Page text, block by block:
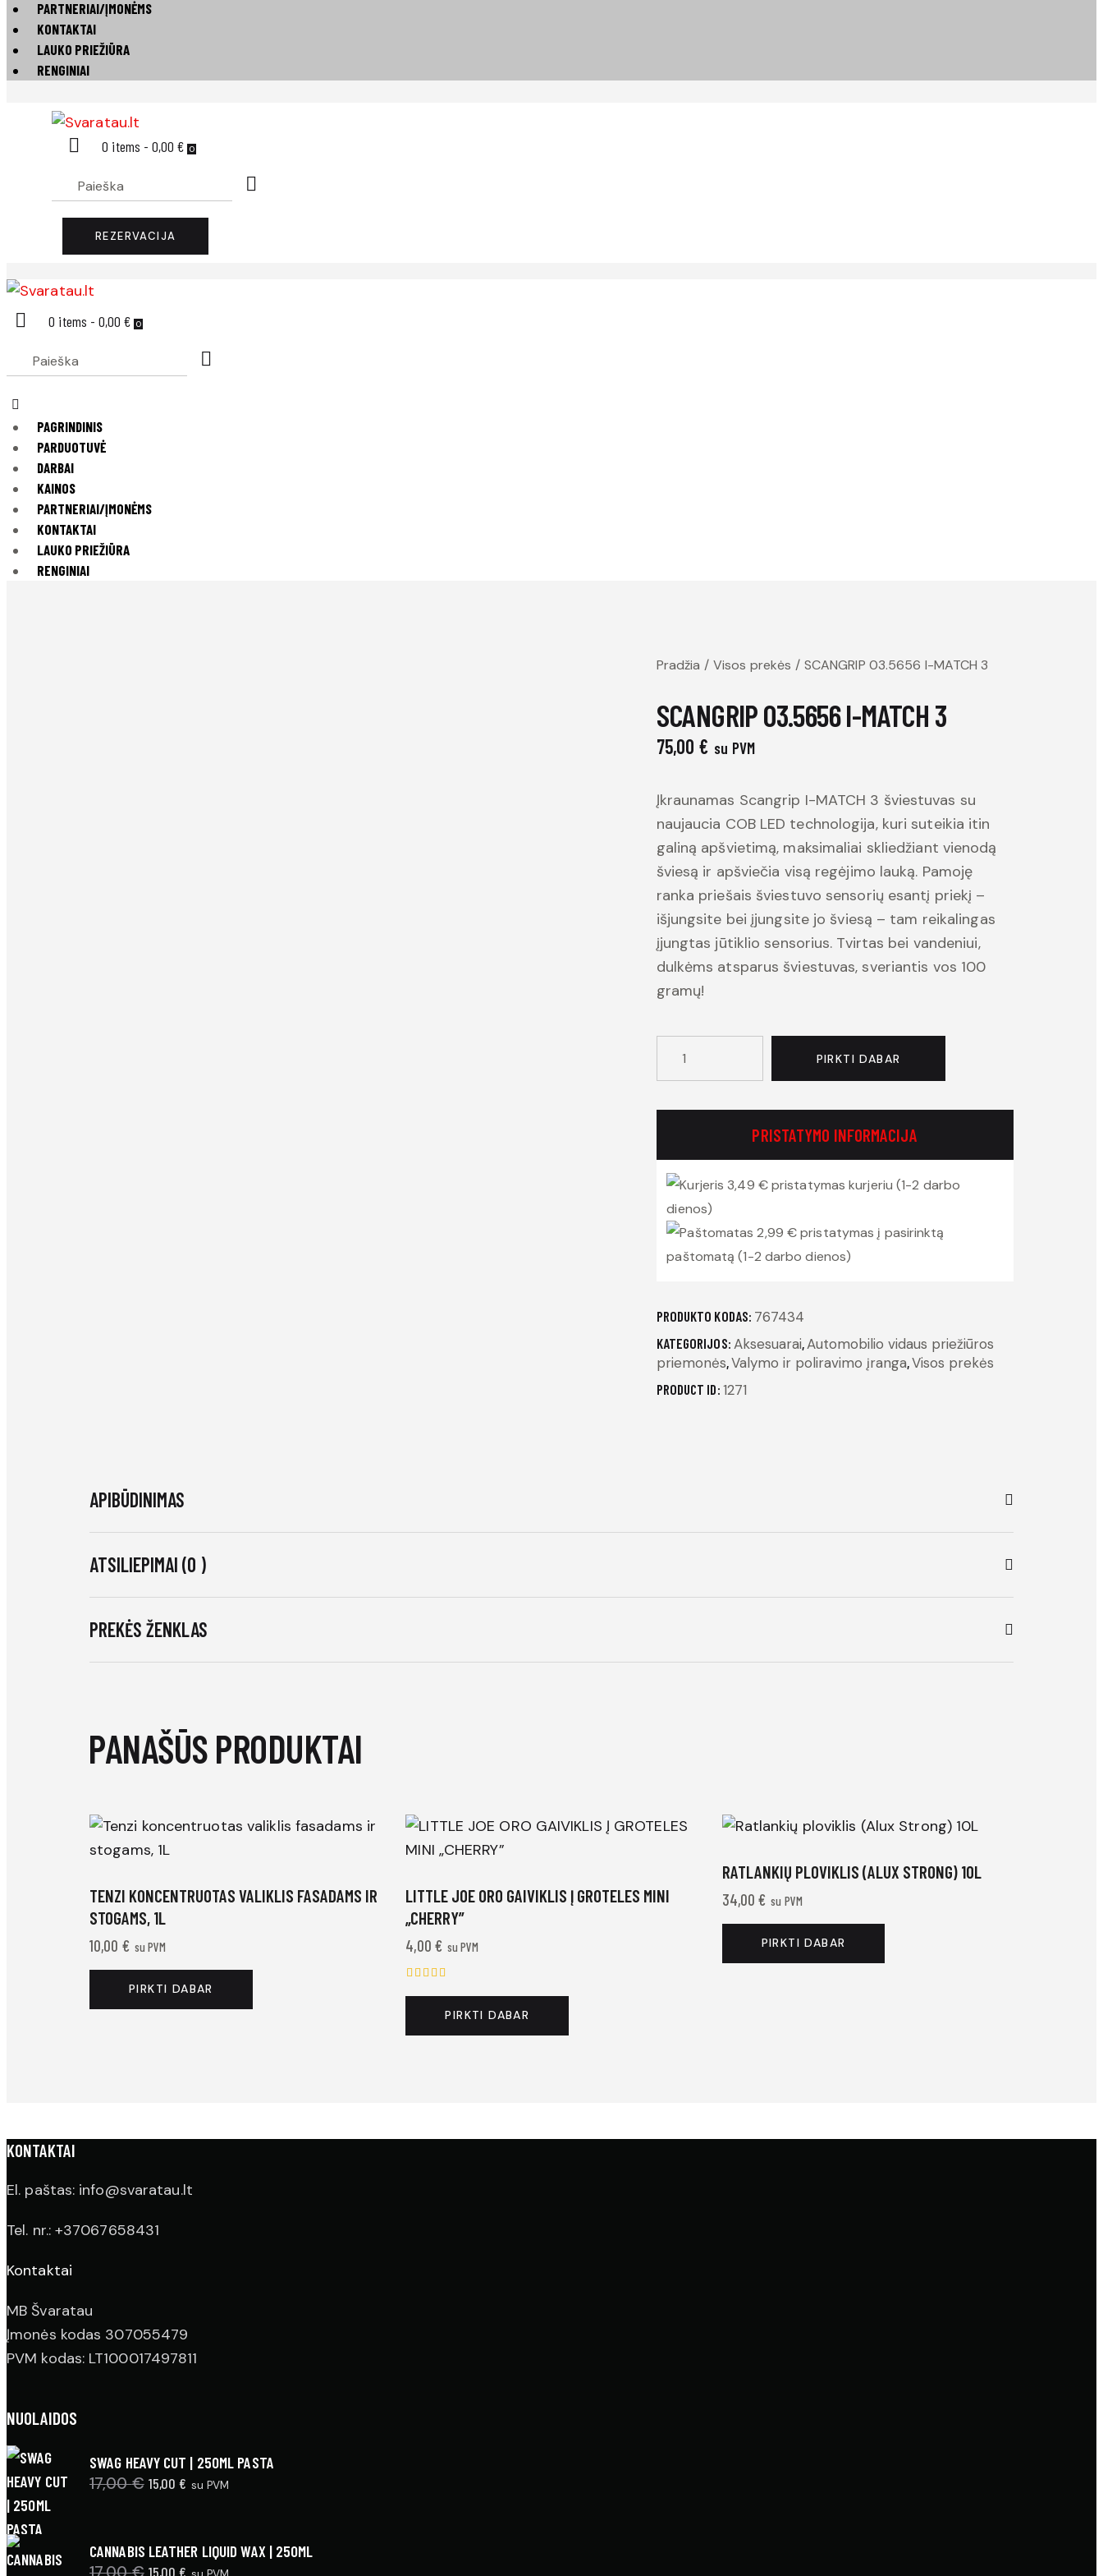
PARTNERIAI/ĮMONĖMS
KONTAKTAI
LAUKO PRIEŽIŪRA
RENGINIAI
0 items -0,00 € 0
REZERVACIJA
0 items -0,00 € 0
PAGRINDINIS
PARDUOTUVĖ
DARBAI
KAINOS
PARTNERIAI/ĮMONĖMS
KONTAKTAI
LAUKO PRIEŽIŪRA
RENGINIAI
Pradžia Visos prekės SCANGRIP 03.5656 I-MATCH 3
SCANGRIP 03.5656 I-MATCH 3
75,00 € su PVM
Įkraunamas Scangrip I-MATCH 3 šviestuvas su
naujaucia COB LED technologija, kuri suteikia itin
galiną apšvietimą, maksimaliai skliedžiant vienodą
šviesą ir apšviečia visą regėjimo lauką. Pamoję
ranka priešais šviestuvo sensorių esantį priekį –
išjungsite bei įjungsite jo šviesą – tam reikalingas
įjungtas jūtiklio sensorius. Tvirtas bei vandeniui,
dulkėms atsparus šviestuvas, sveriantis vos 100
gramų!
PIRKTI DABAR
PRISTATYMO INFORMACIJA
3,49 € pristatymas kurjeriu (1-2 darbo
dienos)
2,99 € pristatymas į pasirinktą
paštomatą (1-2 darbo dienos)
PRODUKTO KODAS: 767434
KATEGORIJOS: Aksesuarai,Automobilio vidaus priežiūros
priemonės,Valymo ir poliravimo įranga,Visos prekės
PRODUCT ID: 1271
APIBŪDINIMAS
ATSILIEPIMAI (0 )
PREKĖS ŽENKLAS
PANAŠŪS PRODUKTAI
TENZI KONCENTRUOTAS VALIKLIS FASADAMS IR
STOGAMS, 1L
10,00 € su PVM
PIRKTI DABAR
LITTLE JOE ORO GAIVIKLIS Į GROTELES MINI
„CHERRY”
4,00 € su PVM
PIRKTI DABAR
RATLANKIŲ PLOVIKLIS (ALUX STRONG) 10L
34,00€ su PVM
PIRKTI DABAR
KONTAKTAI
El. paštas: info@svaratau.lt
Tel. nr.: +37067658431
Kontaktai
MB Švaratau
Įmonės kodas 307055479
PVM kodas: LT100017497811
NUOLAIDOS
SWAG HEAVY CUT | 250ML PASTA
17,00€ Original
17,00 €.
15,00€ Current
15,00 €.
su PVM
CANNABIS LEATHER LIQUID WAX | 250ML
Original
15,00€ Current